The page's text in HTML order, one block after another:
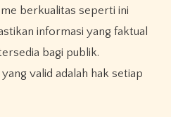
berkualitas seperti ini
informasi yang faktual
bagi publik.
valid adalah hak setiap